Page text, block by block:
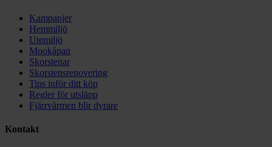
Kampanjer
Hemmiljö
Utemiljö
Mookåpan
Skorstenar
Skorstensrenovering
Tips inför ditt köp
Regler för utsläpp
Fjärrvärmen blir dyrare
Kontakt